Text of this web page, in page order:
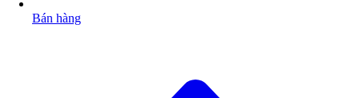
Bán hàng